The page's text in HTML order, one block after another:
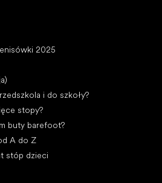
2025
i do szkoły?
stopy?
buty barefoot?
A do Z
stóp dzieci